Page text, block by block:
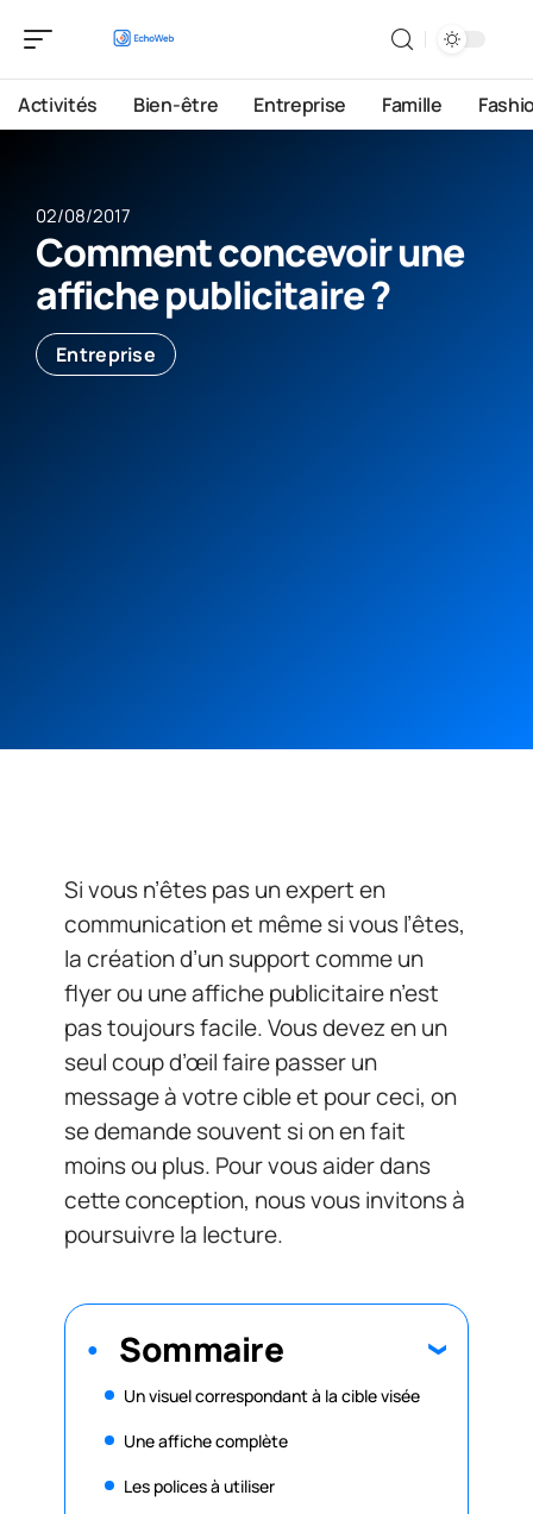
Activités Bien-être Entreprise Famille
02/08/2017
Comment concevoir une
affiche publicitaire ?
Entreprise
Si vous n’êtes pas un expert en
communication et même si vous l’êtes,
la création d’un support comme un
flyer ou une affiche publicitaire n’est
pas toujours facile. Vous devez en un
seul coup d’œil faire passer un
message à votre cible et pour ceci, on
se demande souvent si on en fait
moins ou plus. Pour vous aider dans
cette conception, nous vous invitons à
poursuivre la lecture.
Sommaire
Un visuel correspondant à la cible visée
Une affiche complète
Les polices à utiliser